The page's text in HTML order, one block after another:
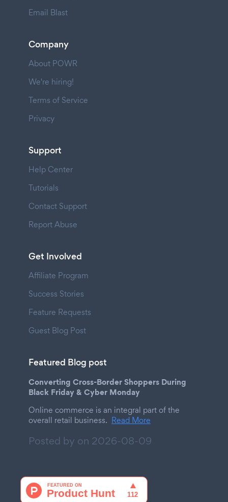
Email Blast
Company
About POWR
We're hiring!
Terms of Service
Privacy
Support
Help Center
Tutorials
Contact Support
Report Abuse
Get Involved
Affiliate Program
Success Stories
Feature Requests
Guest Blog Post
Featured Blog post
Converting Cross-Border Shoppers During
Black Friday & Cyber Monday
Online commerce is an integral part of the
overall retail business. Read More
Posted by on 2026-08-09